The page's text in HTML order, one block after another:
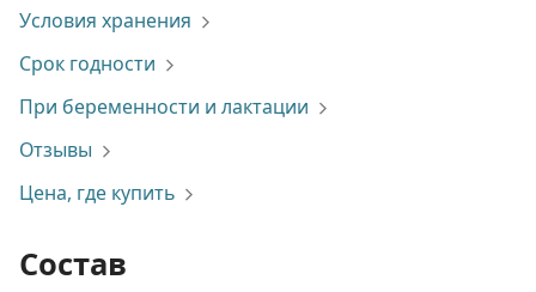
Условия хранения
Срок годности
При беременности и лактации
Отзывы
Цена, где купить
Состав